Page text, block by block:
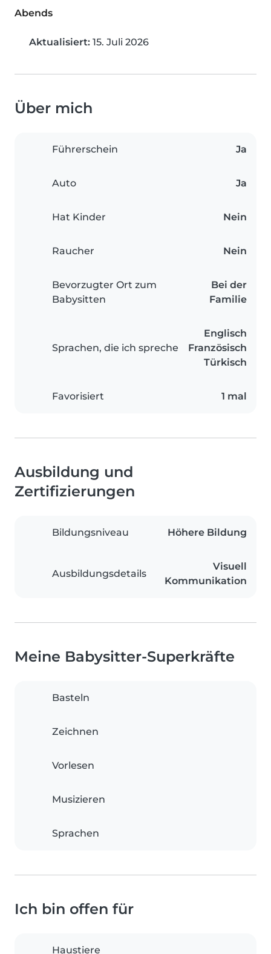
Abends
Aktualisiert: 15. Juli 2026
Über mich
Führerschein Ja
Auto Ja
Hat Kinder Nein
Raucher Nein
Bevorzugter Ort zum
Babysitten
Bei der
Familie
Sprachen, die ich spreche
Englisch
Französisch
Türkisch
Favorisiert 1 mal
Ausbildung und
Zertifizierungen
Bildungsniveau Höhere Bildung
Ausbildungsdetails
Visuell
Kommunikation
Meine Babysitter-Superkräfte
Basteln
Zeichnen
Vorlesen
Musizieren
Sprachen
Ich bin offen für
Haustiere